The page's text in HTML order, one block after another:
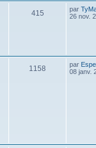
415 par
26 nov.
1158 par
08 janv.